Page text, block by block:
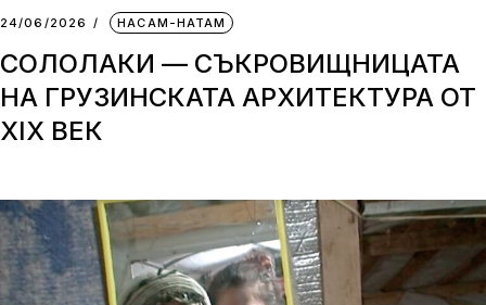
24/06/2026 НАСАМ-НАТАМ
СОЛОЛАКИ — СЪКРОВИЩНИЦАТА
НА ГРУЗИНСКАТА АРХИТЕКТУРА ОТ
XIX ВЕК